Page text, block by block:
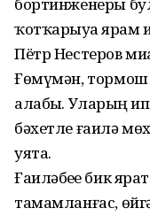
ҡотҡарыуҙа
Пётр Нестеров
Ғөмүмән, тормош
алабыҙ. Уларҙың
бәхетле ғаилә
уята.
Ғаиләбеҙҙе бик
тамамланғас,